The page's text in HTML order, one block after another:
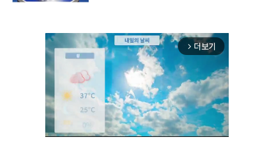
arrow_forward_ios 더보기